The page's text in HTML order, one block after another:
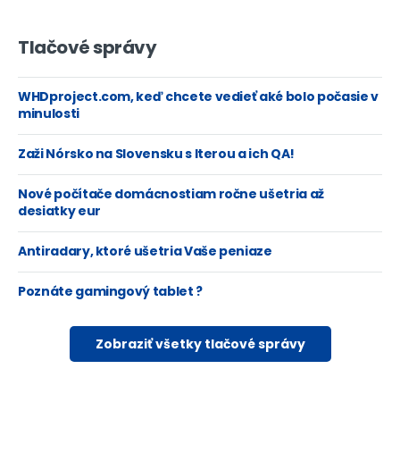
Tlačové správy
WHDproject.com, keď chcete vedieť aké bolo počasie v
minulosti
Zaži Nórsko na Slovensku s Iterou a ich QA!
Nové počítače domácnostiam ročne ušetria až
desiatky eur
Antiradary, ktoré ušetria Vaše peniaze
Poznáte gamingový tablet ?
Zobraziť všetky tlačové správy